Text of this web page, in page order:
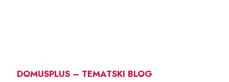
DOMUSPLUS – TEMATSKI BLOG